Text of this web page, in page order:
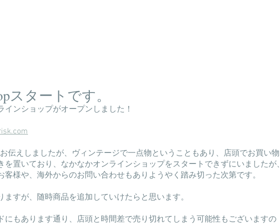
スタートです。
ンショップがオープンしました！
伝えしましたが、ヴィンテージで一点物ということもあり、店頭でお買い物
を置いており、なかなかオンラインショップをスタートできずにいましたが、
客様や、海外からのお問い合わせもありようやく踏み切った次第です。
すが、随時商品を追加していけたらと思います。
にもあります通り、店頭と時間差で売り切れてしまう可能性もございますの